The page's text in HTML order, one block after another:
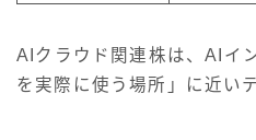
AIクラウド関連株は、AIイ
を実際に使う場所」に近い